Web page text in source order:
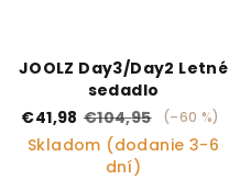
JOOLZ Day3/Day2 Letné
sedadlo
€41,98 €104,95 (–60 %)
Skladom (dodanie 3-6
dní)